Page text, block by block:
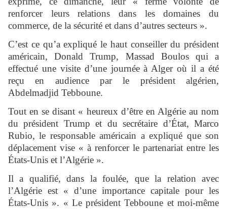
renforcer leurs relations dans les domaines du
commerce, de la sécurité et dans d’autres secteurs ».
C’est ce qu’a expliqué le haut conseiller du président
américain, Donald Trump, Massad Boulos qui a
effectué une visite d’une journée à Alger où il a été
reçu en audience par le président algérien,
Abdelmadjid Tebboune.
Tout en se disant « heureux d’être en Algérie au nom
du président Trump et du secrétaire d’État, Marco
Rubio, le responsable américain a expliqué que son
déplacement vise « à renforcer le partenariat entre les
États-Unis et l’Algérie ».
Il a qualifié, dans la foulée, que la relation avec
l’Algérie est « d’une importance capitale pour les
États-Unis ». « Le président Tebboune et moi-même